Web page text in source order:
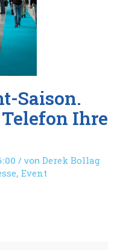
Saison.
Ihre
/ von Derek Bollag
, Event